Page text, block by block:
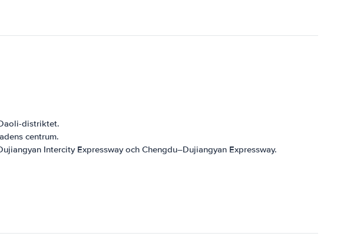
distriktet.
centrum.
Intercity Expressway och Chengdu–Dujiangyan Expressway.